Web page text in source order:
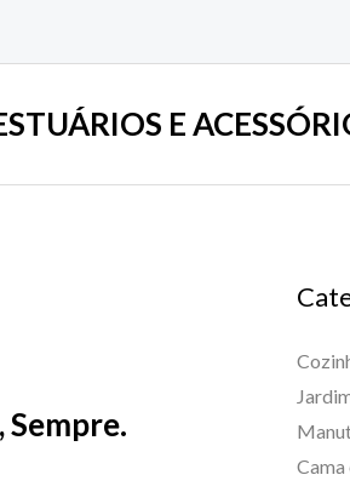
E
Sempre.
Cama